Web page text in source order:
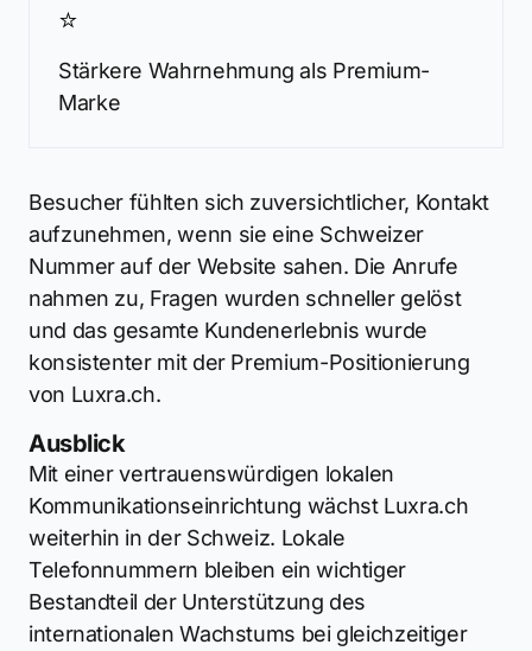
⭐
Stärkere Wahrnehmung als Premium-
Marke
Besucher fühlten sich zuversichtlicher, Kontakt
aufzunehmen, wenn sie eine Schweizer
Nummer auf der Website sahen. Die Anrufe
nahmen zu, Fragen wurden schneller gelöst
und das gesamte Kundenerlebnis wurde
konsistenter mit der Premium-Positionierung
von Luxra.ch.
Ausblick
Mit einer vertrauenswürdigen lokalen
Kommunikationseinrichtung wächst Luxra.ch
weiterhin in der Schweiz. Lokale
Telefonnummern bleiben ein wichtiger
Bestandteil der Unterstützung des
internationalen Wachstums bei gleichzeitiger